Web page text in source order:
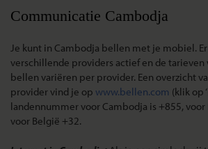
Communicatie Cambodja
Je kunt in Cambodja bellen met je mobiel.
verschillende providers actief en de tarieven
bellen variëren per provider. Een overzicht
provider vind je op www.bellen.com (klik op
landennummer voor Cambodja is +855,
voor België +32.